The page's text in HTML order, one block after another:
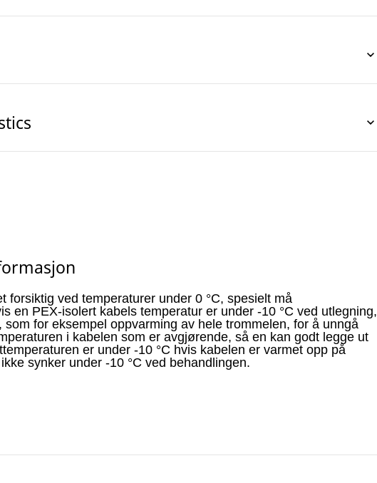
forsiktig ved temperaturer under 0 °C, spesielt må
en PEX-isolert kabels temperatur er under -10 °C ved utlegning,
for eksempel oppvarming av hele trommelen, for å unngå
i kabelen som er avgjørende, så en kan godt legge ut
er under -10 °C hvis kabelen er varmet opp på
synker under -10 °C ved behandlingen.